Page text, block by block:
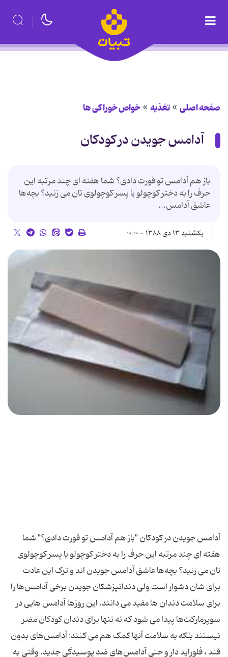
صفحه اصلی تغذیه خواص خوراكی ها
آدامس جویدن در کودکان
باز هم آدامس تو قورت دادی؟ شما هفته ‌ای چند مرتبه این
حرف را به دختر کوچولو یا پسر کوچولوی تان می ‌زنید؟ بچه‌ها
عاشق آدامس...
یکشنبه ۱۳ دی ۱۳۸۸ - ۰۰:۰۰
آدامس جویدن در کودکان "باز هم آدامس تو قورت دادی؟" شما
هفته ‌ای چند مرتبه این حرف را به دختر کوچولو یا پسر کوچولوی
تان می ‌زنید؟ بچه‌ها عاشق آدامس جویدن ‌‌اند و ترک این عادت
برای شان دشوار است ولی دندانپزشکان جویدن برخی آدامس‌ها را
برای سلامت دندان‌ ها مفید می ‌دانند. این روزها آدامس‌ هایی در
سوپرمارکت‌ها پیدا می‌ شود که نه تنها برای دندان‌ کودکان مضر
نیستند بلکه به سلامت آنها کمک هم می‌ کنند: آدامس‌های بدون
قند ، فلوراید دار و حتی آدامس‌های ضد پوسیدگی جدید. وقتی به